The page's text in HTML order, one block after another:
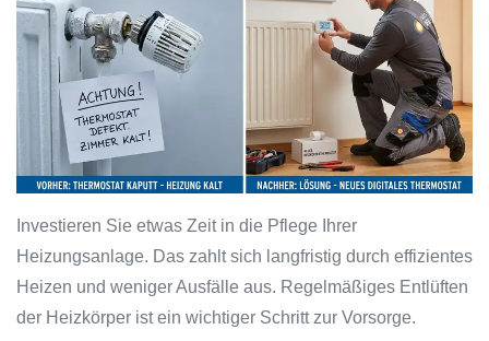
Investieren Sie etwas Zeit in die Pflege Ihrer
Heizungsanlage. Das zahlt sich langfristig durch effizientes
Heizen und weniger Ausfälle aus. Regelmäßiges Entlüften
der Heizkörper ist ein wichtiger Schritt zur Vorsorge.